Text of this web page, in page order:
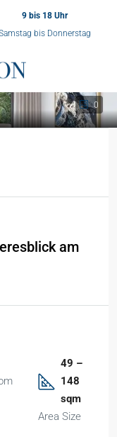
9 bis 18 Uhr
bis Donnerstag
0
am
49 –
148
sqm
Area Size